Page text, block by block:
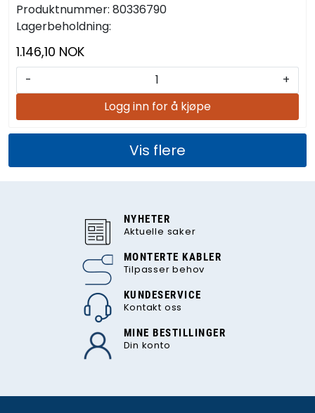
Produktnummer: 80336790
Lagerbeholdning:
1.146,10 NOK
-
+
Logg inn for å kjøpe
Vis flere
NYHETER
Aktuelle saker
MONTERTE KABLER
Tilpasser behov
KUNDESERVICE
Kontakt oss
MINE BESTILLINGER
Din konto